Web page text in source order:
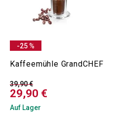
-25 %
Kaffeemühle GrandCHEF
39,90 €
29,90 €
Auf Lager